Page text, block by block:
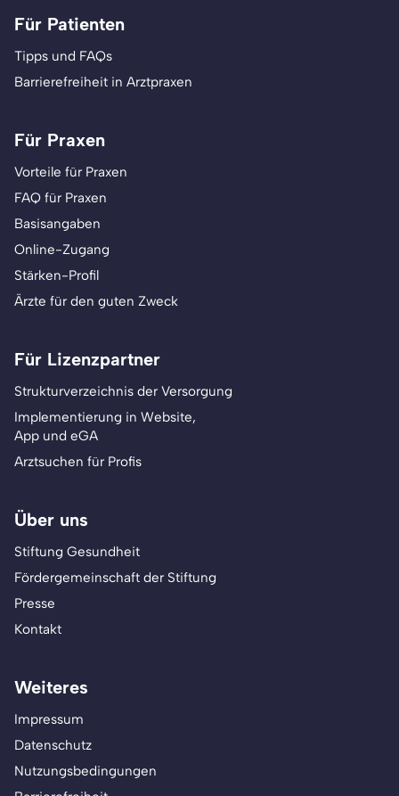
Für Patienten
Tipps und FAQs
Barrierefreiheit in Arztpraxen
Für Praxen
Vorteile für Praxen
FAQ für Praxen
Basisangaben
Online-Zugang
Stärken-Profil
Ärzte für den guten Zweck
Für Lizenzpartner
Strukturverzeichnis der Versorgung
Implementierung in Website,
App und eGA
Arztsuchen für Profis
Über uns
Stiftung Gesundheit
Fördergemeinschaft der Stiftung
Presse
Kontakt
Weiteres
Impressum
Datenschutz
Nutzungsbedingungen